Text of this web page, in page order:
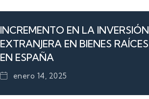
INCREMENTO EN LA INVERSIÓN
EXTRANJERA EN BIENES RAÍCES
EN ESPAÑA
enero 14, 2025